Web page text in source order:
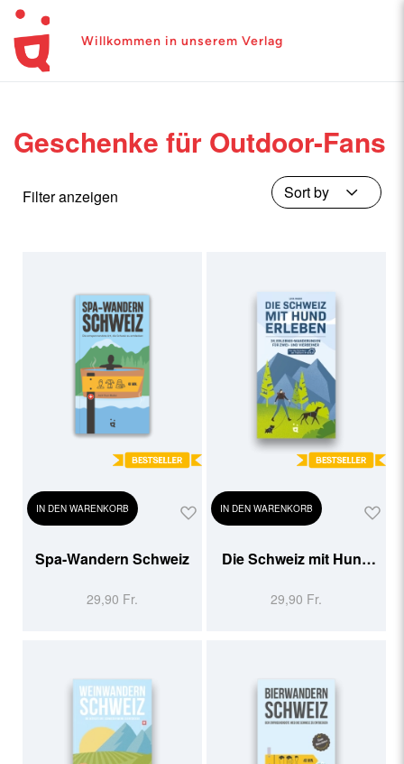
Willkommen in unserem Verlag
Geschenke für Outdoor-Fans
Filter anzeigen
IN DEN WARENKORB
Spa-Wandern Schweiz
29,90 Fr.
IN DEN WARENKORB
Die Schweiz mit Hund
29,90 Fr.